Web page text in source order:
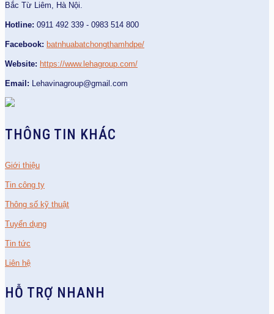
Bắc Từ Liêm, Hà Nội.
Hotline: 0911 492 339 - 0983 514 800
Facebook: batnhuabatchongthamhdpe/
Website: https://www.lehagroup.com/
Email: Lehavinagroup@gmail.com
THÔNG TIN KHÁC
Giới thiệu
Tin công ty
Thông số kỹ thuật
Tuyển dụng
Tin tức
Liên hệ
HỖ TRỢ NHANH